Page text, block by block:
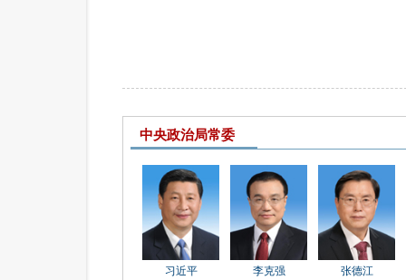
中央政治局常委
习近平 李克强 张德江